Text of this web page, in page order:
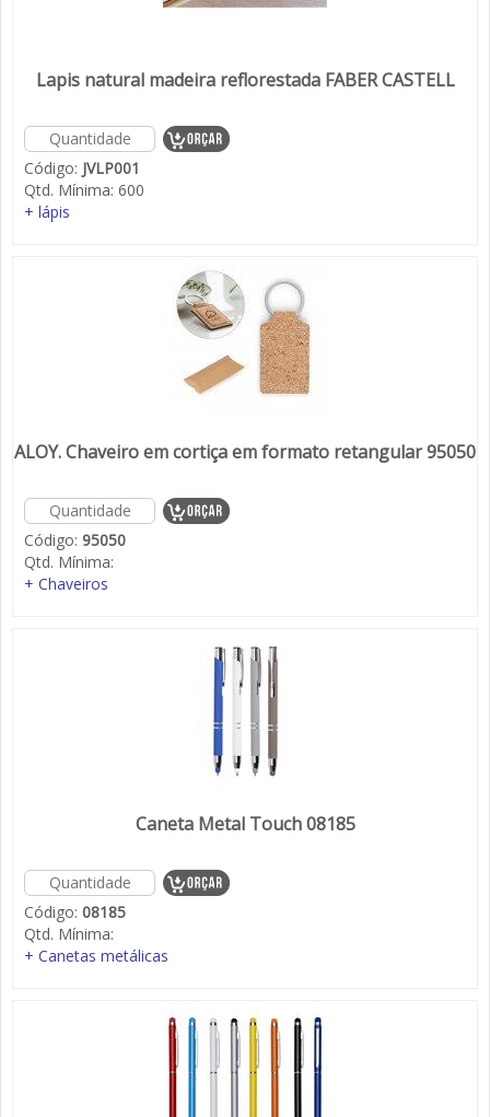
Lapis natural madeira reflorestada FABER CASTELL
Código: JVLP001
Qtd. Mínima: 600
+ lápis
ALOY. Chaveiro em cortiça em formato retangular 95050
Código: 95050
Qtd. Mínima:
+ Chaveiros
Caneta Metal Touch 08185
Código: 08185
Qtd. Mínima:
+ Canetas metálicas